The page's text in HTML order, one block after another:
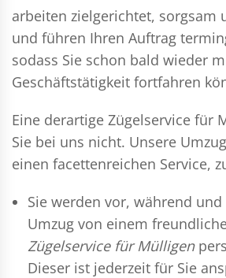
arbeiten zielgerichtet, sorgsam
und führen Ihren Auftrag
sodass Sie schon bald wieder
Geschäftstätigkeit fortfahren
Eine derartige Zügelservice für
Sie bei uns nicht. Unsere
einen facettenreichen Service,
Sie werden vor, während
Umzug von einem
Zügelservice für Mülligen
Dieser ist jederzeit für Sie